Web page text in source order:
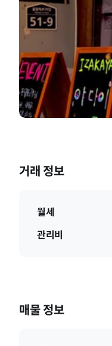
거래 정보
월세
관리비
매물 정보